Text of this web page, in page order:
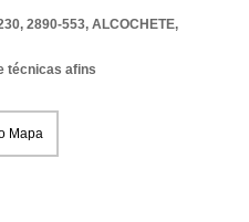
2890-553, ALCOCHETE,
técnicas afins
Mapa